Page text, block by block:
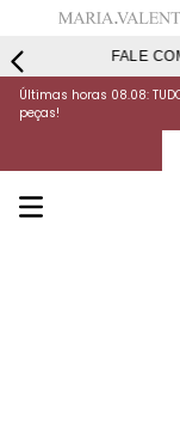
FALE COM
Últimas horas 08.08:
peças!